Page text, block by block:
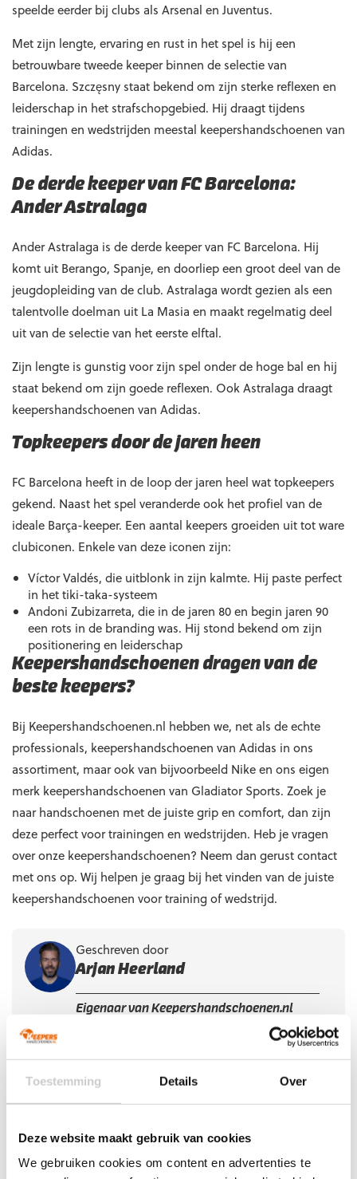
Toestemming Details Over
Deze website maakt gebruik van cookies
We gebruiken cookies om content en advertenties te
speelde eerder bij clubs als Arsenal en Juventus.
Met zijn lengte, ervaring en rust in het spel is hij een
betrouwbare tweede keeper binnen de selectie van
Barcelona. Szczęsny staat bekend om zijn sterke reflexen en
leiderschap in het strafschopgebied. Hij draagt tijdens
trainingen en wedstrijden meestal keepershandschoenen van
Adidas.
De derde keeper van FC Barcelona:
Ander Astralaga
Ander Astralaga is de derde keeper van FC Barcelona. Hij
komt uit Berango, Spanje, en doorliep een groot deel van de
jeugdopleiding van de club. Astralaga wordt gezien als een
talentvolle doelman uit La Masia en maakt regelmatig deel
uit van de selectie van het eerste elftal.
Zijn lengte is gunstig voor zijn spel onder de hoge bal en hij
staat bekend om zijn goede reflexen. Ook Astralaga draagt
keepershandschoenen van Adidas.
Topkeepers door de jaren heen
FC Barcelona heeft in de loop der jaren heel wat topkeepers
gekend. Naast het spel veranderde ook het profiel van de
ideale Barça-keeper. Een aantal keepers groeiden uit tot ware
clubiconen. Enkele van deze iconen zijn:
Víctor Valdés, die uitblonk in zijn kalmte. Hij paste perfect
in het tiki-taka-systeem
Andoni Zubizarreta, die in de jaren 80 en begin jaren 90
een rots in de branding was. Hij stond bekend om zijn
positionering en leiderschap
Keepershandschoenen dragen van de
beste keepers?
Bij Keepershandschoenen.nl hebben we, net als de echte
professionals, keepershandschoenen van Adidas in ons
assortiment, maar ook van bijvoorbeeld Nike en ons eigen
merk keepershandschoenen van Gladiator Sports. Zoek je
naar handschoenen met de juiste grip en comfort, dan zijn
deze perfect voor trainingen en wedstrijden. Heb je vragen
over onze keepershandschoenen? Neem dan gerust contact
met ons op. Wij helpen je graag bij het vinden van de juiste
keepershandschoenen voor training of wedstrijd.
Geschreven door
Arjan Heerland
Eigenaar van Keepershandschoenen.nl
Oud-international van het Nederlands
zaalvoetbalelftal en keeperscoach bij de
KNVB.
Lees meer over Arjan